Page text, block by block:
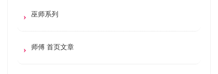
巫师系列
师傅 首页文章